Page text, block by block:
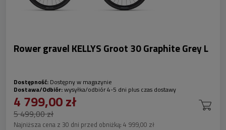
Rower gravel KELLYS Groot 30 Graphite Grey L
Dostępność: Dostępny w magazynie
Dostawa/Odbiór:wysyłka/odbiór 4-5 dni plus czas dostawy
4 799,00 zł
5 499,00 zł
Najniższa cena z 30 dni przed obniżką: 4 999,00 zł